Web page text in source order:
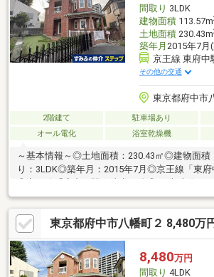
間取り 3LDK
建物面積113.57m
土地面積230.43m
築年月 2015年7月
京王線 東府中
その他の交通
東京都府中市
2階建て 駐車場あり
オール電化
浴室乾燥機
～基本情報～◎土地面積：230.43㎡◎建物面積
り：3LDK◎築年月：2015年7月◎京王線「東
町」駅 徒歩19分～アピールポイント～◆外壁
ーストラリア産レンガを使用し高級感を演出
ノラマ塔屋付帯の為、西洋の城のような歴史を
◆内装はダマスク調の壁紙を使用しており、西
れた生活を送れます。◆環境に配慮したオール
おります。◆2階洋室約9.1帖の居室は、室内に
東京都府中市八幡町２ 8,480万
8,480万円
間取り 4LDK